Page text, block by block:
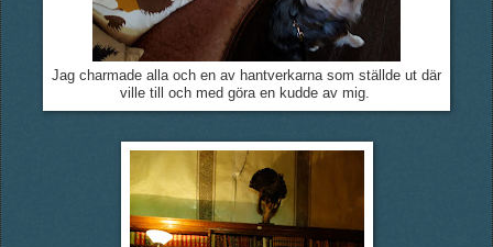
Jag charmade alla och en av hantverkarna som ställde ut där
ville till och med göra en kudde av mig.